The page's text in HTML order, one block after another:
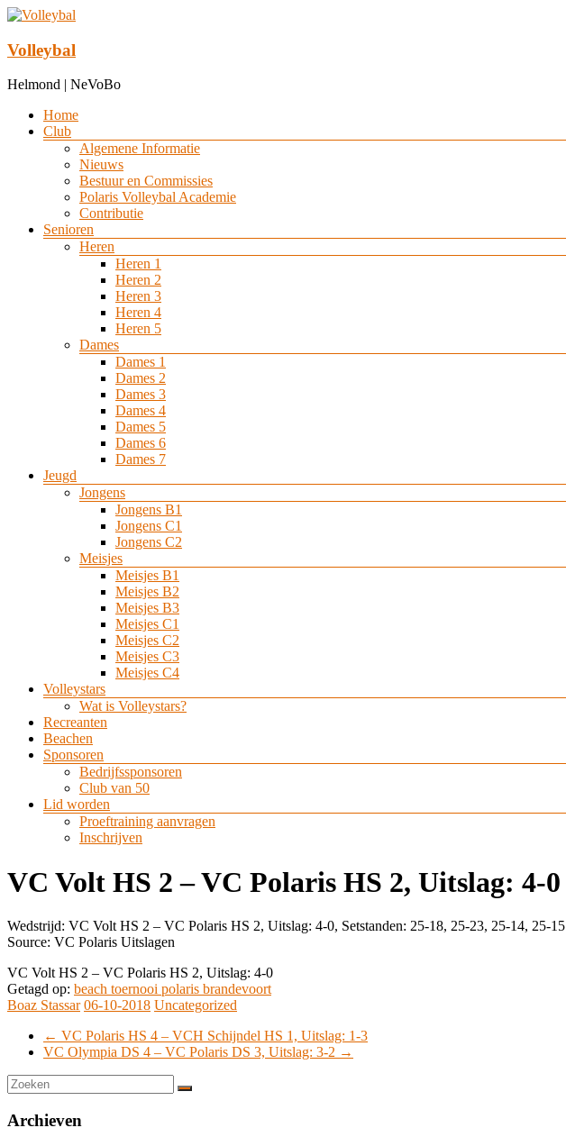
Ga
de
inhoud
Volleybal
Helmond | NeVoBo
Menu
Home
Club
Algemene Informatie
Nieuws
Bestuur en Commissies
Polaris Volleybal Academie
Contributie
Senioren
Heren
Heren 1
Heren 2
Heren 3
Heren 4
Heren 5
Dames
Dames 1
Dames 2
Dames 3
Dames 4
Dames 5
Dames 6
Dames 7
Jeugd
Jongens
Jongens B1
Jongens C1
Jongens C2
Meisjes
Meisjes B1
Meisjes B2
Meisjes B3
Meisjes C1
Meisjes C2
Meisjes C3
Meisjes C4
Volleystars
Wat is Volleystars?
Recreanten
Beachen
Sponsoren
Bedrijfssponsoren
Club van 50
Lid worden
Proeftraining aanvragen
Inschrijven
VC Volt HS 2 – VC Polaris HS 2, Uitslag: 4-0
Wedstrijd: VC Volt HS 2 – VC Polaris HS 2, Uitslag: 4-0, Setstanden: 25-18, 25-23, 25-14, 25-15
Source: VC Polaris Uitslagen
VC Volt HS 2 – VC Polaris HS 2, Uitslag: 4-0
Getagd op: beach toernooi polaris brandevoort
Boaz Stassar 06-10-2018 Uncategorized
← VC Polaris HS 4 – VCH Schijndel HS 1, Uitslag: 1-3
VC Olympia DS 4 – VC Polaris DS 3, Uitslag: 3-2 →
Archieven